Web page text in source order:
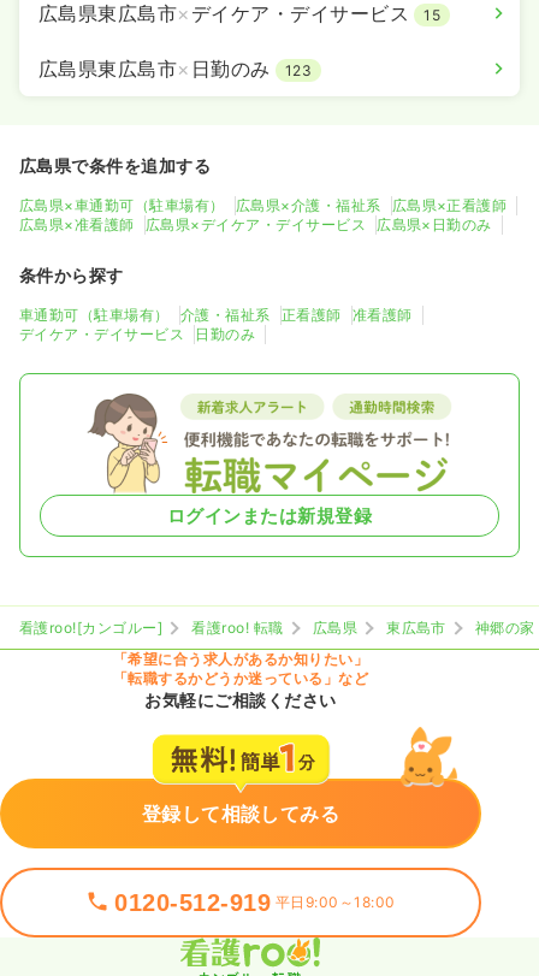
広島県東広島市× デイケア・デイサービス 15
広島県東広島市× 日勤のみ 123
広島県で条件を追加する
広島県×車通勤可（駐車場有） 広島県×介護・福祉系
広島県×正看護師
広島県×准看護師
広島県×デイケア・デイサービス 広島県×日勤のみ
条件から探す
車通勤可（駐車場有） 介護・福祉系 正看護師
准看護師
デイケア・デイサービス
日勤のみ
ログインまたは新規登録
看護roo![カンゴルー] 看護roo! 転職 広島県 東広島市
神郷の家
「希望に合う求人があるか知りたい」
「転職するかどうか迷っている」など
お気軽にご相談ください
登録して相談してみる
0120-512-919 平日9:00～18:00